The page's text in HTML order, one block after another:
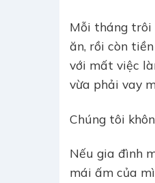
Mỗi tháng trôi
ăn, rồi còn
với mất việc
vừa phải vay
Chúng tôi
Nếu gia đình
mái ấm của